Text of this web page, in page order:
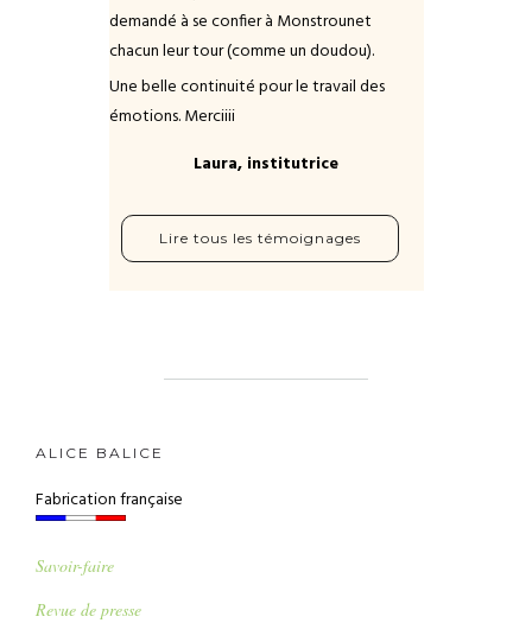
demandé à se confier à Monstrounet
chacun leur tour (comme un doudou).
Une belle continuité pour le travail des
émotions. Merciiii
Laura, institutrice
Lire tous les témoignages
ALICE BALICE
Fabrication française
Savoir-faire
Revue de presse